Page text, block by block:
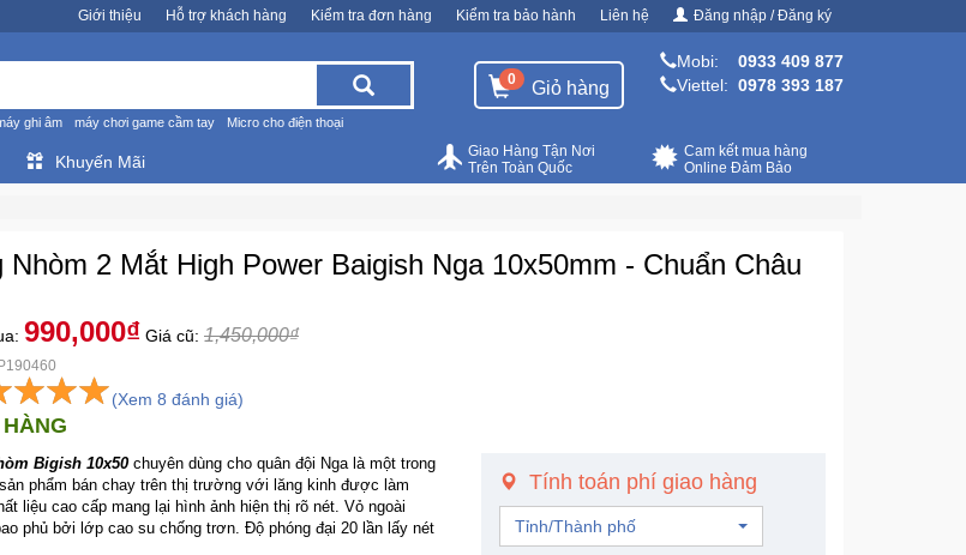
Giới thiệu Hỗ trợ khách hàng Kiểm tra đơn hàng Kiểm tra bảo hành Liên hệ Đăng nhập / Đăng ký
ghi âm máy chơi game cầm tay Micro cho điện thoại
0 Giỏ hàng
Mobi:
0933 409 877
Viettel: 0978 393 187
Khuyến Mãi
Cam kết mua hàng
Online Đảm Bảo
Giao Hàng Tận Nơi
Trên Toàn Quốc
Nhòm 2 Mắt High Power Baigish Nga 10x50mm - Chuẩn Châu
990,000₫ Giá cũ: 1,450,000₫
(Xem 8 đánh giá)
Bigish 10x50 chuyên dùng cho quân đội Nga là một trong
phẩm bán chay trên thị trường với lăng kinh được làm
liệu cao cấp mang lại hình ảnh hiện thị rõ nét. Vỏ ngoài
phủ bởi lớp cao su chống trơn. Độ phóng đại 20 lần lấy nét
Tính toán phí giao hàng
Tỉnh/Thành phố